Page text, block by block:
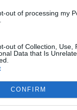
out of processing my
out of Collection, Use,
Data that Is
CONFIRM
το άρθρο